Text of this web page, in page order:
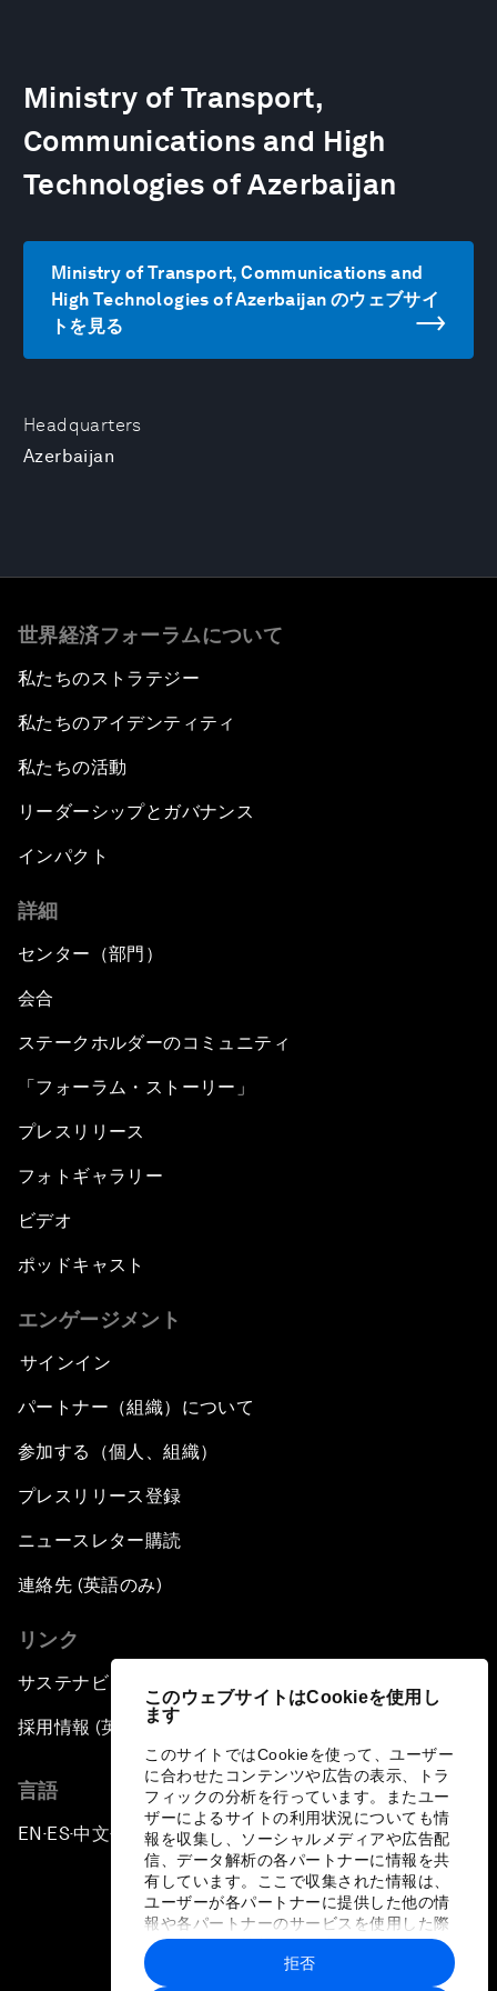
このウェブサイトはCookieを使用し
ます
このサイトではCookieを使って、ユーザー
に合わせたコンテンツや広告の表示、トラ
フィックの分析を行っています。またユー
ザーによるサイトの利用状況についても情
報を収集し、ソーシャルメディアや広告配
信、データ解析の各パートナーに情報を共
有しています。ここで収集された情報は、
ユーザーが各パートナーに提供した他の情
報や各パートナーのサービスを使用した際
に収集された情報と組み合わされ、各パー
トナーによって使用されることがありま
す。
拒否
Headquarters
Azerbaijan
Ministry of Transport,
Communications and High
Technologies of Azerbaijan
Ministry of Transport, Communications and
High Technologies of Azerbaijan のウェブサイ
トを見る
世界経済フォーラムについて
私たちのストラテジー
私たちのアイデンティティ
私たちの活動
リーダーシップとガバナンス
インパクト
詳細
センター（部門）
会合
ステークホルダーのコミュニティ
「フォーラム・ストーリー」
プレスリリース
フォトギャラリー
ビデオ
ポッドキャスト
エンゲージメント
サインイン
パートナー（組織）について
参加する（個人、組織）
プレスリリース登録
ニュースレター購読
連絡先 (英語のみ)
リンク
サステナビリティへの取り組み
採用情報 (英語のみ)
言語
EN ▪ES▪中文▪ 日本語
プライバシーポリシーと利用規約